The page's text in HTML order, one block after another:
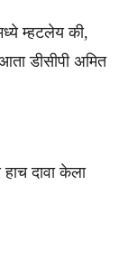
म्हटलेय की,
डीसीपी अमित
दावा केला